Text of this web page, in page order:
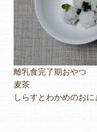
離乳食完了期おやつ
麦茶
しらすとわかめのおに